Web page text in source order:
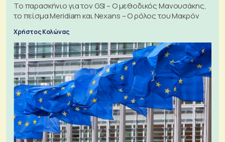
Το παρασκήνιο για τον GSI – Ο μεθοδικός Μανουσάκης,
το πείσμα Meridiam και Nexans – Ο ρόλος του Μακρόν
Χρήστος Κολώνας